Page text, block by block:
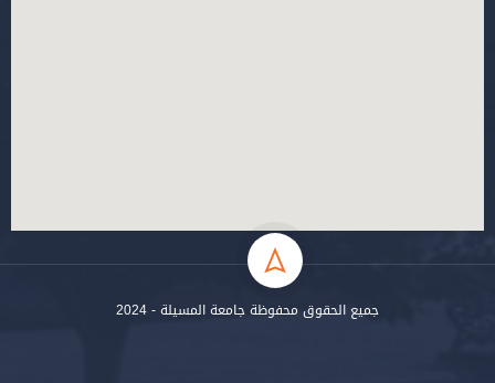
جميع الحقوق محفوظة جامعة المسيلة - 2024